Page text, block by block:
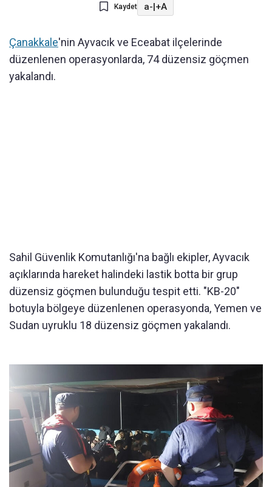
Kaydet a-|+A
Çanakkale'nin Ayvacık ve Eceabat ilçelerinde
düzenlenen operasyonlarda, 74 düzensiz göçmen
yakalandı.
Sahil Güvenlik Komutanlığı'na bağlı ekipler, Ayvacık
açıklarında hareket halindeki lastik botta bir grup
düzensiz göçmen bulunduğu tespit etti. "KB-20"
botuyla bölgeye düzenlenen operasyonda, Yemen ve
Sudan uyruklu 18 düzensiz göçmen yakalandı.